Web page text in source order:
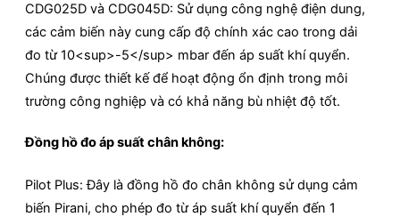
CDG025D và CDG045D: Sử dụng công nghệ điện dung,
các cảm biến này cung cấp độ chính xác cao trong dải
đo từ 10<sup>-5</sup> mbar đến áp suất khí quyển.
Chúng được thiết kế để hoạt động ổn định trong môi
trường công nghiệp và có khả năng bù nhiệt độ tốt.
Đồng hồ đo áp suất chân không:
Pilot Plus: Đây là đồng hồ đo chân không sử dụng cảm
biến Pirani, cho phép đo từ áp suất khí quyển đến 1